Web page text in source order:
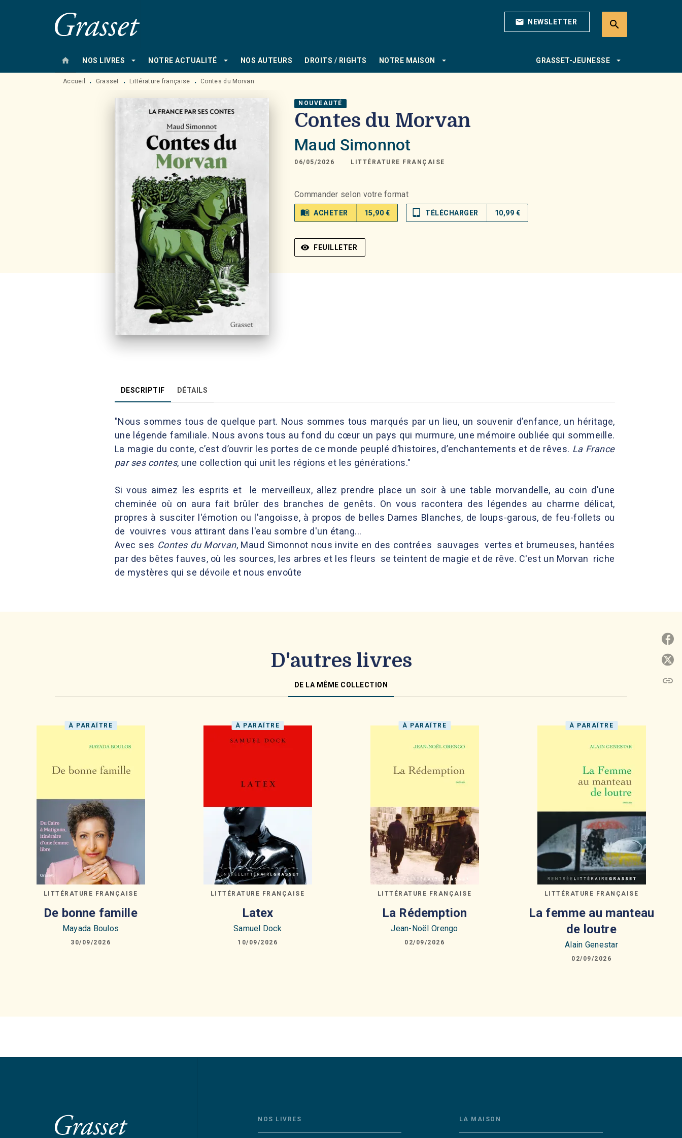
MENU RECHERCHE mail NEWSLETTER search
home NOS LIVRES arrow_drop_down NOTRE ACTUALITÉ arrow_drop_down NOS AUTEURS DROITS / RIGHTS NOTRE MAISON arrow_drop_down GRASSET-JEUNESSE arrow_drop_down
Accueil • Grasset • Littérature française • Contes du Morvan
NOUVEAUTÉ
Contes du Morvan
Maud Simonnot
06/05/2026 LITTÉRATURE FRANÇAISE
Commander selon votre format
menu_book ACHETER 15,90 € tablet_mac TÉLÉCHARGER 10,99 €
visibility FEUILLETER
DESCRIPTIF DÉTAILS
"Nous sommes tous de quelque part. Nous sommes tous marqués par un lieu, un souvenir d’enfance, un héritage,
une légende familiale. Nous avons tous au fond du cœur un pays qui murmure, une mémoire oubliée qui sommeille.
La magie du conte, c’est d’ouvrir les portes de ce monde peuplé d’histoires, d’enchantements et de rêves. La France
par ses contes, une collection qui unit les régions et les générations."
Si vous aimez les esprits et le merveilleux, allez prendre place un soir à une table morvandelle, au coin d'une
cheminée où on aura fait brûler des branches de genêts. On vous racontera des légendes au charme délicat,
propres à susciter l'émotion ou l'angoisse, à propos de belles Dames Blanches, de loups-garous, de feu-follets ou
de vouivres vous attirant dans l'eau sombre d'un étang...
Avec ses Contes du Morvan, Maud Simonnot nous invite en des contrées sauvages vertes et brumeuses, hantées
par des bêtes fauves, où les sources, les arbres et les fleurs se teintent de magie et de rêve. C'est un Morvan riche
de mystères qui se dévoile et nous envoûte
D'autres livres
DE LA MÊME COLLECTION
À PARAÎTRE
LITTÉRATURE FRANÇAISE
De bonne famille
Mayada Boulos
30/09/2026
À PARAÎTRE
LITTÉRATURE FRANÇAISE
Latex
Samuel Dock
10/09/2026
À PARAÎTRE
LITTÉRATURE FRANÇAISE
La Rédemption
Jean-Noël Orengo
02/09/2026
À PARAÎTRE
LITTÉRATURE FRANÇAISE
La femme au manteau
de loutre
Alain Genestar
02/09/2026
link
NOS LIVRES LA MAISON